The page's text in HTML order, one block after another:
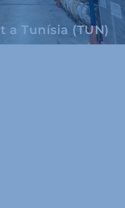
Tunísia (TUN)